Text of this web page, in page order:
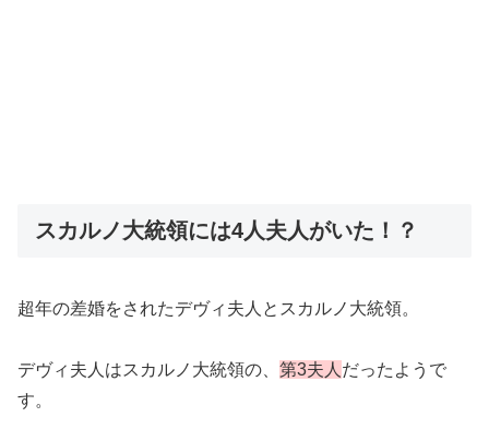
スカルノ大統領には4人夫人がいた！？
超年の差婚をされたデヴィ夫人とスカルノ大統領。
デヴィ夫人はスカルノ大統領の、 第3夫人だったようで
す。